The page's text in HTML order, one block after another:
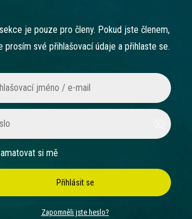
je pouze pro členy. Pokud jste členem,
prosím své přihlašovací údaje a přihlaste se.
si mě
Přihlásit se
Zapomněli jste heslo?